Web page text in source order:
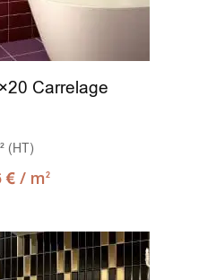
Carrelage
(HT)
€ / m2